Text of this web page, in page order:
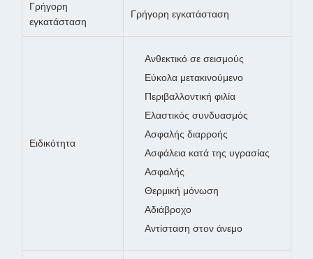
Γρήγορη
εγκατάσταση
Γρήγορη εγκατάσταση
Ειδικότητα
Ανθεκτικό σε σεισμούς
Εύκολα μετακινούμενο
Περιβαλλοντική φιλία
Ελαστικός συνδυασμός
Ασφαλής διαρροής
Ασφάλεια κατά της υγρασίας
Ασφαλής
Θερμική μόνωση
Αδιάβροχο
Αντίσταση στον άνεμο